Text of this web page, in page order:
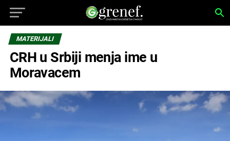
MATERIJALI
CRH u Srbiji menja ime u
Moravacem